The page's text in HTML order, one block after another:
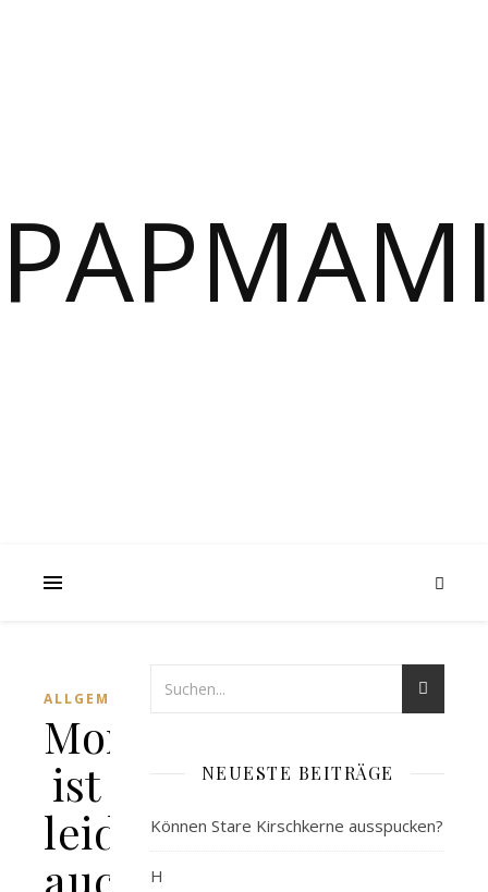
ALLGEMEIN
Morgen
ist
leider
auch
NEUESTE BEITRÄGE
Können Stare Kirschkerne ausspucken?
H